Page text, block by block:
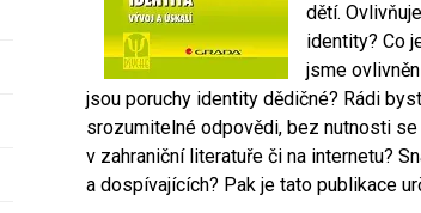
dětí.
identity? Co
jsme
jsou poruchy identity dědičné? Rádi
srozumitelné odpovědi, bez nutnosti
v zahraniční literatuře či na internetu?
a dospívajících? Pak je tato publikace